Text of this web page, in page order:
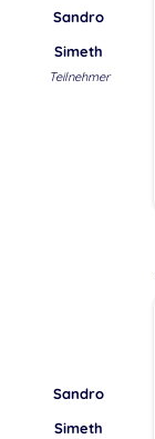
Sandro
Simeth
Teilnehmer
Sandro
Simeth